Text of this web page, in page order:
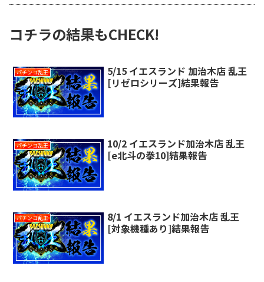
コチラの結果もCHECK!
パチンコ乱王
5/15 イエスランド 加治木店 乱王
[リゼロシリーズ]結果報告
パチンコ乱王
10/2 イエスランド加治木店 乱王
[e北斗の拳10]結果報告
パチンコ乱王
8/1 イエスランド加治木店 乱王
[対象機種あり]結果報告